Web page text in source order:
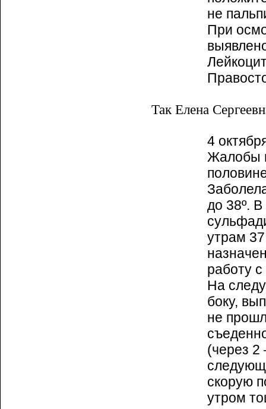
не
При
Так Елена
4
Жалобы
до 38º.
утрам
работу
На
боку,
не
(через 2
скорую
утром